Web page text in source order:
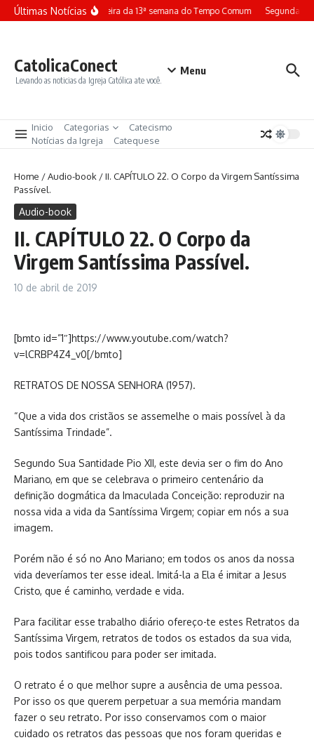
Ir para o conteúdo
Últimas NotíciasTerça-feira da 13ª semana do Tempo Comum Segunda-
CatolicaConect
Levando as noticias da Igreja Católica ate você.
Menu
Inicio Categorias
Catecismo
Notícias da Igreja
Catequese
Home /Audio-book /II. CAPÍTULO 22. O Corpo da Virgem Santíssima
Passível.
Audio-book
II. CAPÍTULO 22. O Corpo da
Virgem Santíssima Passível.
10 de abril de 2019
[bmto id=”1″]https://www.youtube.com/watch?
v=lCRBP4Z4_v0[/bmto]
RETRATOS DE NOSSA SENHORA (1957).
“Que a vida dos cristãos se assemelhe o mais possível à da
Santíssima Trindade”.
Segundo Sua Santidade Pio XII, este devia ser o fim do Ano
Mariano, em que se celebrava o primeiro centenário da
definição dogmática da Imaculada Conceição: reproduzir na
nossa vida a vida da Santíssima Virgem; copiar em nós a sua
imagem.
Porém não é só no Ano Mariano; em todos os anos da nossa
vida deveríamos ter esse ideal. Imitá-la a Ela é imitar a Jesus
Cristo, que é caminho, verdade e vida.
Para facilitar esse trabalho diário ofereço-te estes Retratos da
Santíssima Virgem, retratos de todos os estados da sua vida,
pois todos santificou para poder ser imitada.
O retrato é o que melhor supre a ausência de uma pessoa.
Por isso os que querem perpetuar a sua memória mandam
fazer o seu retrato. Por isso conservamos com o maior
cuidado os retratos das pessoas que nos foram queridas e